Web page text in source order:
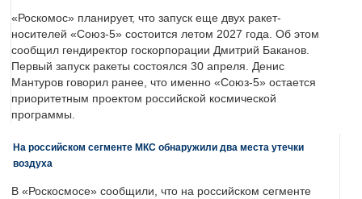
«Роскомос» планирует, что запуск еще двух ракет-
носителей «Союз-5» состоится летом 2027 года. Об этом
сообщил гендиректор госкорпорации Дмитрий Баканов.
Первый запуск ракеты состоялся 30 апреля. Денис
Мантуров говорил ранее, что именно «Союз-5» остается
приоритетным проектом российской космической
программы.
На российском сегменте МКС обнаружили два места утечки
воздуха
В «Роскосмосе» сообщили, что на российском сегменте